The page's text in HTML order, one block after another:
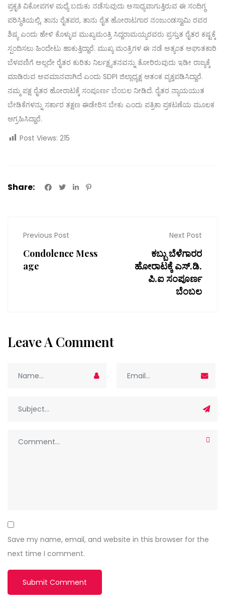
ಪ್ರಕೃತಿ ವಿಕೋಪಗಳ ಮಧ್ಯೆ ಬದುಕು ನಡೆಸುವುದು ಅಸಾಧ್ಯವಾಗುತ್ತಿರುವ ಈ ಸಂದಿಗ್ಧ
ಪರಿಸ್ಥಿತಿಯಲ್ಲಿ, ತಾನು ರೈತಪರ, ತಾನು ರೈತ ಹೋರಾಟಗಾರ ನಂಜುಂಡಸ್ವಾಮಿ ರವರ
ಶಿಷ್ಯ ಎಂದು ಹೇಳಿ ಕೊಳ್ಳುವ ಮುಖ್ಯಮಂತ್ರಿ ಸಿದ್ದರಾಮಯ್ಯರವರು ಪ್ರಸ್ತುತ ರೈತರ ಕಷ್ಟಕ್ಕೆ
ಸ್ಪಂದಿಸಲು ಹಿಂದೇಟು ಹಾಕುತ್ತಿದ್ದಾರೆ. ಮುಖ್ಯ ಮಂತ್ರಿಗಳ ಈ ನಡೆ ಅತ್ಯಂತ ಅಘಾತಕಾರಿ
ಬೆಳವಣಿಗೆ ಅಲ್ಲದೇ ರೈತರ ಕುರಿತು ನಿರ್ಲಕ್ಷ್ಯತನವನ್ನು ತೋರಿರುವುದು ಇಡೀ ರಾಜ್ಯಕ್ಕೆ
ಮಾಡಿರುವ ಅವಮಾನವಾಗಿದೆ ಎಂದು SDPI ಜಿಲ್ಲಾಧ್ಯಕ್ಷ ಆತಂಕ ವ್ಯಕ್ತಪಡಿಸಿದ್ದಾರೆ.
ನಮ್ಮ ಪಕ್ಷ ರೈತರ ಹೋರಾಟಕ್ಕೆ ಸಂಪೂರ್ಣ ಬೆಂಬಲ ನೀಡಿದೆ. ರೈತರ ನ್ಯಾಯಯುತ
ಬೇಡಿಕೆಗಳನ್ನು ಸರ್ಕಾರ ತಕ್ಷಣ ಈಡೇರಿಸ ಬೇಕು ಎಂದು ಪತ್ರಿಕಾ ಪ್ರಕಟಣೆಯ ಮೂಲಕ
ಆಗ್ರಹಿಸಿದ್ದಾರೆ.
Post Views: 215
Share:
Previous Post
Condolence Mess
age
Next Post
ಕಬ್ಬು ಬೆಳೆಗಾರರ
ಹೋರಾಟಕ್ಕೆ ಎಸ್.ಡಿ.
ಪಿ.ಐ ಸಂಪೂರ್ಣ
ಬೆಂಬಲ
Leave A Comment
Save my name, email, and website in this browser for the
next time I comment.